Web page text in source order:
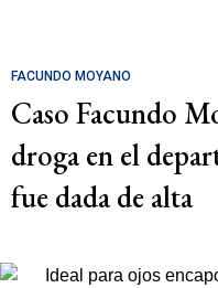
FACUNDO MOYANO
Caso Facundo
droga en el
fue dada de alta